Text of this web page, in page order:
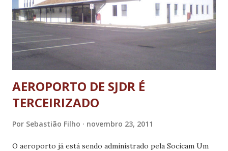
momento de dor, o secretário Lafayette Andrada,
secretário-adjunto e subsecretários solidarizam-se com
familiares e amigos que com ele conviveram. ...
AEROPORTO DE SJDR É
TERCEIRIZADO
Por Sebastião Filho novembro 23, 2011
O aeroporto já está sendo administrado pela Socicam Um